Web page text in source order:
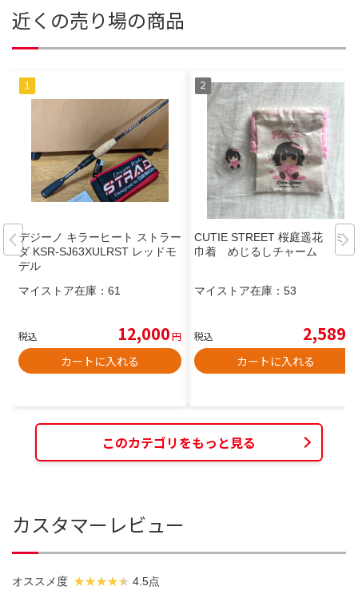
近くの売り場の商品
デジーノ キラーヒート ストラー
ダ KSR-SJ63XULRST レッドモ
デル
マイストア在庫： 61
税込 12,000円
カートに入れる
CUTIE STREET 桜庭遥花 ミニ
巾着 めじるしチャーム
マイストア在庫： 53
税込 2,589
カートに入れる
このカテゴリをもっと見る
カスタマーレビュー
オススメ度 4.5点